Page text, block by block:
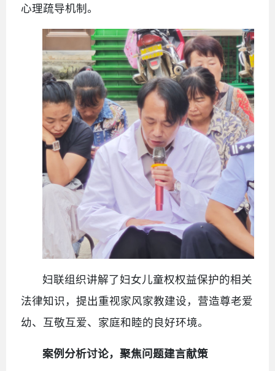
心理疏导机制。
妇联组织讲解了妇女儿童权权益保护的相关
法律知识，提出重视家风家教建设，营造尊老爱
幼、互敬互爱、家庭和睦的良好环境。
案例分析讨论，聚焦问题建言献策